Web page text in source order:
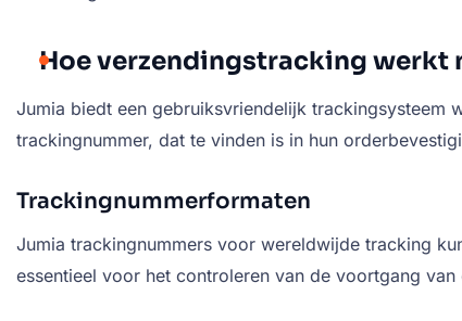
Hoe verzendingstracking werkt
Jumia biedt een gebruiksvriendelijk trackingsysteem
trackingnummer, dat te vinden is in hun
Trackingnummerformaten
Jumia trackingnummers voor wereldwijde tracking
essentieel voor het controleren van de voortgang van